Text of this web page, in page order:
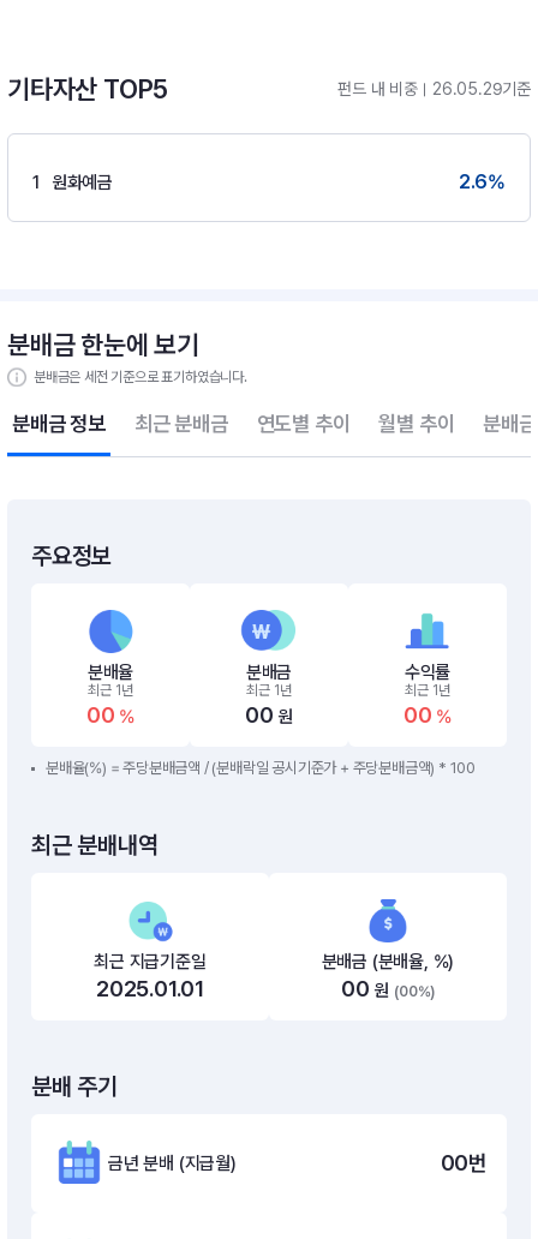
기타자산 TOP5 펀드 내 비중 26.05.29기준
1 원화예금 2.6%
분배금 한눈에 보기
분배금은 세전 기준으로 표기하였습니다.
분배금 정보 최근 분배금 연도별 추이 월별 추이 분배
주요정보
분배율
최근 1년
00 %
분배금
최근 1년
00 원
수익률
최근 1년
00 %
분배율(%) = 주당분배금액 / (분배락일 공시기준가 + 주당분배금액) * 100
최근 분배내역
최근 지급기준일
2025.01.01
분배금 (분배율, %)
00 원 (00%)
분배 주기
금년 분배 (지급월) 00번